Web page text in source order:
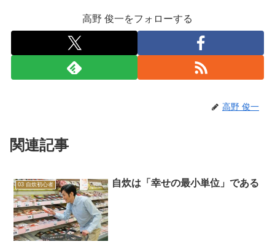
高野 俊一をフォローする
高野 俊一
関連記事
03 自炊初心者 自炊は「幸せの最小単位」である